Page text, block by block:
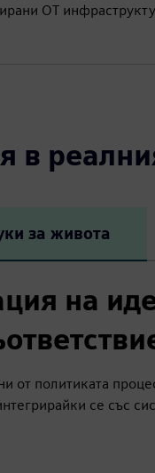
OT
в
за живота
на
от политиката
се със